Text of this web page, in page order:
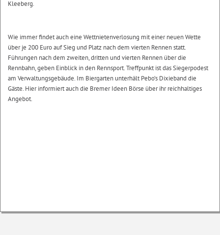
Kleeberg.
Wie immer findet auch eine Wettnietenverlosung mit einer neuen Wette
über je 200 Euro auf Sieg und Platz nach dem vierten Rennen statt.
Führungen nach dem zweiten, dritten und vierten Rennen über die
Rennbahn, geben Einblick in den Rennsport. Treffpunkt ist das Siegerpodest
am Verwaltungsgebäude. Im Biergarten unterhält Pebo’s Dixieband die
Gäste. Hier informiert auch die Bremer Ideen Börse über ihr reichhaltiges
Angebot.